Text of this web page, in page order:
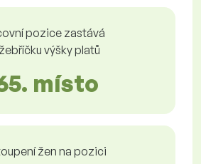
pozice zastává
výšky platů
místo
žen na pozici